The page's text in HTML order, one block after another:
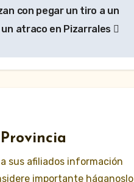
con pegar un tiro a un
atraco en Pizarrales
sus afiliados información
importante háganoslo